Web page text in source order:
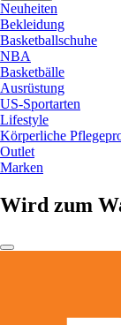
Neuheiten
Bekleidung
Basketballschuhe
NBA
Basketbälle
Ausrüstung
US-Sportarten
Lifestyle
Körperliche
Outlet
Marken
Wird zum